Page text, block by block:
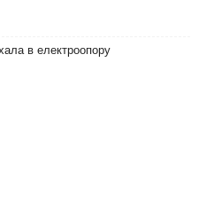
в електроопору